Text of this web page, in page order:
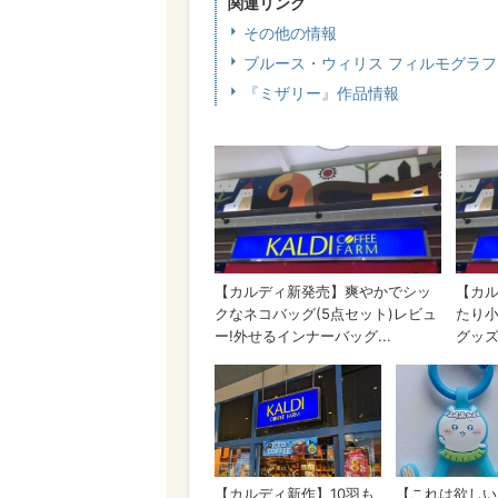
その他の情報
ブルース・ウィリス フィルモグラ
『ミザリー』作品情報